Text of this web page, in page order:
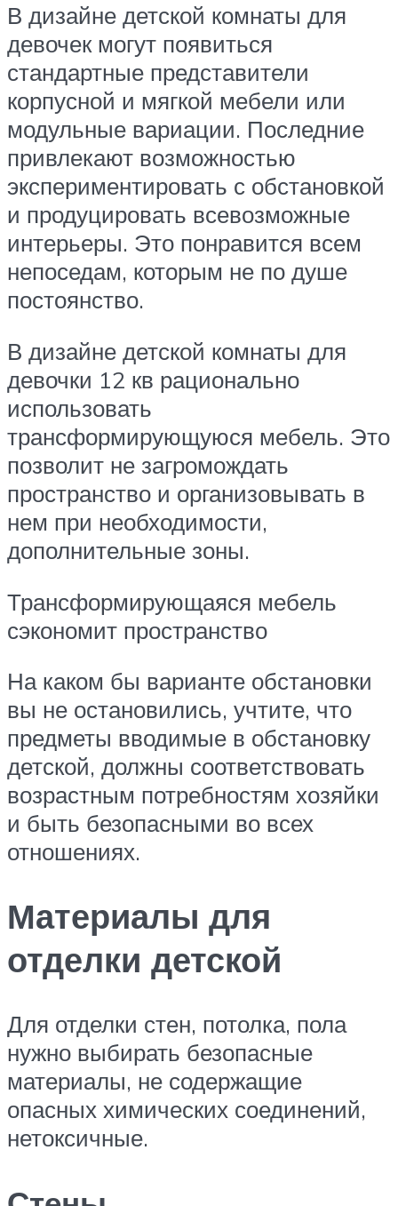
В дизайне детской комнаты для
девочек могут появиться
стандартные представители
корпусной и мягкой мебели или
модульные вариации. Последние
привлекают возможностью
экспериментировать с обстановкой
и продуцировать всевозможные
интерьеры. Это понравится всем
непоседам, которым не по душе
постоянство.
В дизайне детской комнаты для
девочки 12 кв рационально
использовать
трансформирующуюся мебель. Это
позволит не загромождать
пространство и организовывать в
нем при необходимости,
дополнительные зоны.
Трансформирующаяся мебель
сэкономит пространство
На каком бы варианте обстановки
вы не остановились, учтите, что
предметы вводимые в обстановку
детской, должны соответствовать
возрастным потребностям хозяйки
и быть безопасными во всех
отношениях.
Материалы для
отделки детской
Для отделки стен, потолка, пола
нужно выбирать безопасные
материалы, не содержащие
опасных химических соединений,
нетоксичные.